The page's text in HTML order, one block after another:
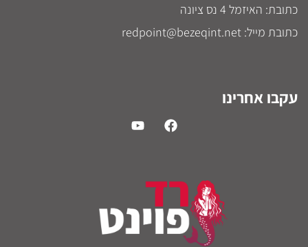
כתובת: האיזמל 4 נס ציונה
כתובת מייל: redpoint@bezeqint.net
עקבו אחרינו